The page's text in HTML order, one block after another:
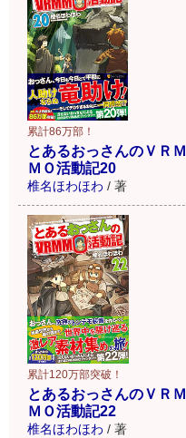
累計86万部！
とあるおっさんのＶＲＭ
ＭＯ活動記20
椎名ほわほわ / 著
累計120万部突破！
とあるおっさんのＶＲＭ
ＭＯ活動記22
椎名ほわほわ / 著